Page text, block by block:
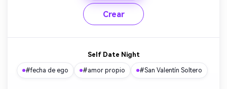
Crear
Self Date Night
#fecha de ego #amor propio #San Valentín Soltero